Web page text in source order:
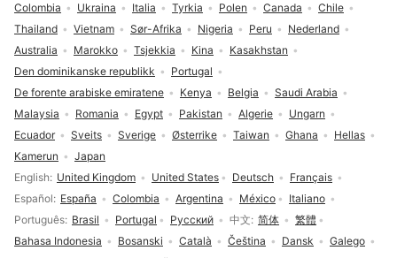
Språkvalg
English United Kingdom United States Deutsch
Français
Español
España Colombia Argentina México
Italiano
Português Brasil Portugal Русский 中文 简体
繁體
Bahasa Indonesia
Bosanski Català Čeština Dansk
Galego
Colombia
Ukraina Italia Tyrkia Polen Canada
Chile
Thailand
Vietnam Sør-Afrika Nigeria Peru
Nederland
Australia
Marokko Tsjekkia Kina
Kasakhstan
Den dominikanske republikk
Portugal
De forente arabiske emiratene
Kenya Belgia
Saudi Arabia
Malaysia
Romania Egypt Pakistan Algerie
Ungarn
Ecuador
Sveits Sverige Østerrike Taiwan Ghana
Hellas
Kamerun
Japan